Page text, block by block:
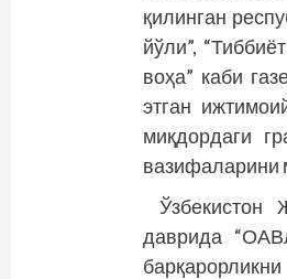
қилинган
йўли”,
воҳа” каби
этган
миқдордаги
Ўзбекистон
даврида